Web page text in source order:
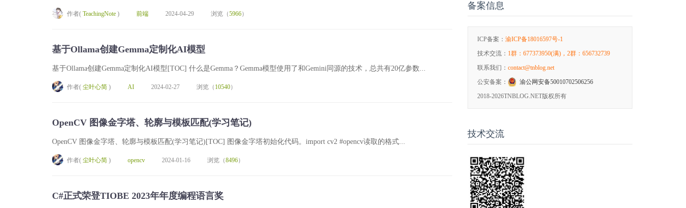
作者( TeachingNote ) 前端 2024-04-29 浏览（5966）
基于Ollama创建Gemma定制化AI模型
基于Ollama创建Gemma定制化AI模型[TOC] 什么是Gemma？Gemma模型使用了和Gemini同源的技术，总共有20亿参数...
作者( 尘叶心简 ) AI 2024-02-27 浏览（ 10540）
OpenCV 图像金字塔、轮廓与模板匹配(学习笔记)
OpenCV 图像金字塔、轮廓与模板匹配(学习笔记)[TOC] 图像金字塔初始化代码。import cv2 #opencv读取的格式...
作者( 尘叶心简 ) opencv 2024-01-16 浏览（8496）
C#正式荣登TIOBE 2023年年度编程语言奖
备案信息
ICP备案： 渝ICP备18016597号-1
技术交流： 1群：677373950(满)，2群：656732739
联系我们： contact@tnblog.net
公安备案：
渝公网安备50010702506256
2018-2026TNBLOG.NET版权所有
技术交流